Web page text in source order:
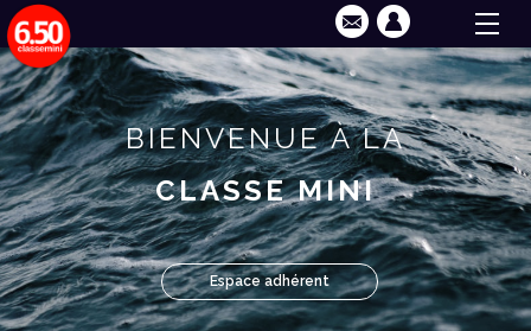
BIENVENUE À LA
CLASSE MINI
Espace adhérent